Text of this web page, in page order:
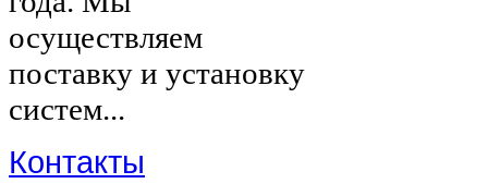
осуществляем
поставку и установку
систем...
Контакты